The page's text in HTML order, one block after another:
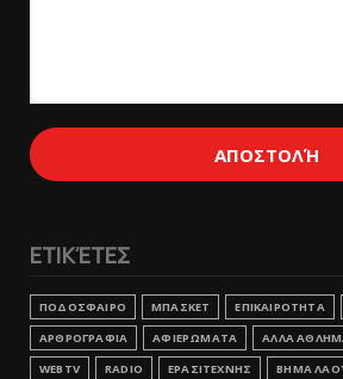
ΕΤΙΚΈΤΕΣ
ΠΟΔΟΣΦΑΙΡΟ ΜΠΑΣΚΕΤ ΕΠΙΚΑΙΡΟΤΗΤΑ
ΑΡΘΡΟΓΡΑΦΙΑ
ΑΦΙΕΡΩΜΑΤΑ ΑΛΛΑ
WEBTV
RADIO ΕΡΑΣΙΤΕΧΝΗΣ ΒΗΜΑ